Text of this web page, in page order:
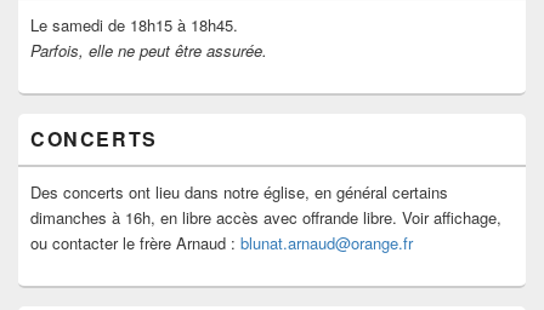
Le samedi de 18h15 à 18h45.
Parfois, elle ne peut être assurée.
CONCERTS
Des concerts ont lieu dans notre église, en général certains
dimanches à 16h, en libre accès avec offrande libre. Voir affichage,
ou contacter le frère Arnaud : blunat.arnaud@orange.fr